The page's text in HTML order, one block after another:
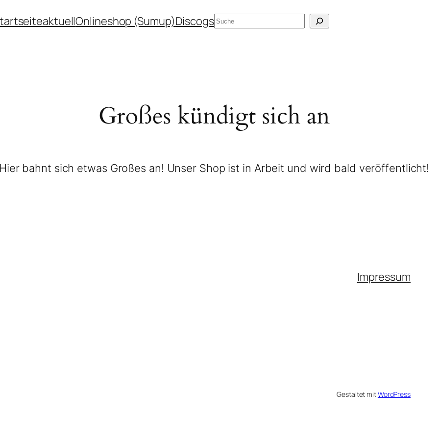
aktuellOnlineshop (Sumup)DiscogsSuchen
Großes kündigt sich an
bahnt sich etwas Großes an! Unser Shop ist in Arbeit und wird bald veröffentlicht!
Impressum
Gestaltet mitWordPress